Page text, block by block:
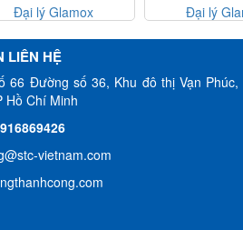
lý Glamox
2 Explosion
, Đèn chống
Zone 66
Đại lý Glamox
LIÊN HỆ
66 Đường số 36, Khu đô thị Vạn Phúc,
Hồ Chí Minh
vietnam.com